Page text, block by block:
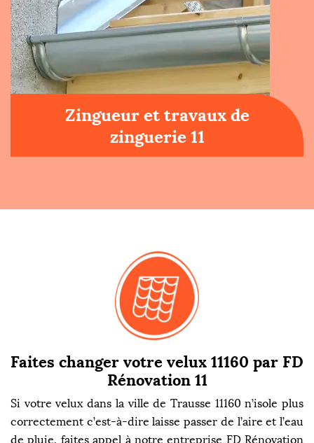
Zingueur et travaux de
zinguerie 11
Faites changer votre velux 11160 par FD
Rénovation 11
Si votre velux dans la ville de Trausse 11160 n’isole plus
correctement c’est-à-dire laisse passer de l’aire et l’eau
de pluie, faites appel à notre entreprise FD Rénovation